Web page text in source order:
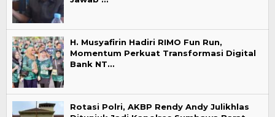
H. Musyafirin Hadiri RIMO Fun Run,
Momentum Perkuat Transformasi Digital
Bank NT…
Rotasi Polri, AKBP Rendy Andy Julikhlas